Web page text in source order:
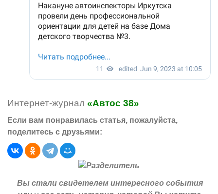
Интернет-журнал «Автос 38»
Если вам понравилась статья, пожалуйста,
поделитесь с друзьями:
Вы стали свидетелем интересного события